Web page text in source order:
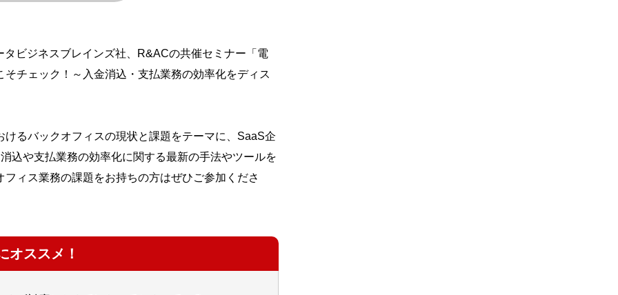
ビジネスブレインズ社、R&ACの共催セミナー「電
チェック！～入金消込・支払業務の効率化をディス
るバックオフィスの現状と課題をテーマに、SaaS企
込や支払業務の効率化に関する最新の手法やツールを
ィス業務の課題をお持ちの方はぜひご参加くださ
オススメ！